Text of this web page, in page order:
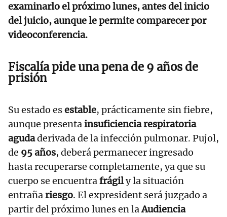
examinarlo el próximo lunes, antes del inicio
del juicio, aunque le permite comparecer por
videoconferencia.
Fiscalía pide una pena de 9 años de
prisión
Su estado esestable, prácticamente sin fiebre,
aunque presentainsuficiencia respiratoria
agudaderivada de la infección pulmonar. Pujol,
de 95 años, deberá permanecer ingresado
hasta recuperarse completamente, ya que su
cuerpo se encuentrafrágily la situación
entrañariesgo. El expresident será juzgado a
partir del próximo lunes en laAudiencia